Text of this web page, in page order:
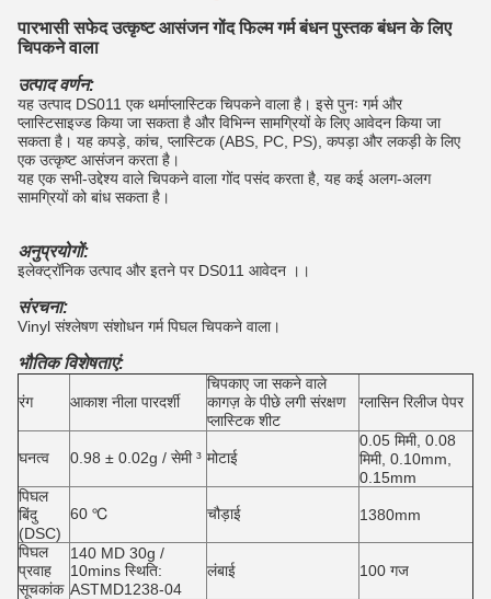
पारभासी सफेद उत्कृष्ट आसंजन गोंद फिल्म गर्म बंधन पुस्तक बंधन के लिए
चिपकने वाला
उत्पाद वर्णन:
यह उत्पाद DS011 एक थर्माप्लास्टिक चिपकने वाला है। इसे पुनः गर्म और
प्लास्टिसाइज्ड किया जा सकता है और विभिन्न सामग्रियों के लिए आवेदन किया जा
सकता है। यह कपड़े, कांच, प्लास्टिक (ABS, PC, PS), कपड़ा और लकड़ी के लिए
एक उत्कृष्ट आसंजन करता है।
यह एक सभी-उद्देश्य वाले चिपकने वाला गोंद पसंद करता है, यह कई अलग-अलग
सामग्रियों को बांध सकता है।
अनुप्रयोगों:
इलेक्ट्रॉनिक उत्पाद और इतने पर DS011 आवेदन ।।
संरचना:
Vinyl संश्लेषण संशोधन गर्म पिघल चिपकने वाला।
भौतिक विशेषताएं:
रंग आकाश नीला पारदर्शी
चिपकाए जा सकने वाले
कागज़ के पीछे लगी संरक्षण
प्लास्टिक शीट
ग्लासिन रिलीज पेपर
घनत्व 0.98 ± 0.02g / सेमी ³ मोटाई
0.05 मिमी, 0.08
मिमी, 0.10mm,
0.15mm
पिघल
बिंदु
(DSC)
60 ℃ चौड़ाई 1380mm
पिघल
प्रवाह
सूचकांक
140 MD 30g /
10mins स्थिति:
ASTMD1238-04
लंबाई 100 गज